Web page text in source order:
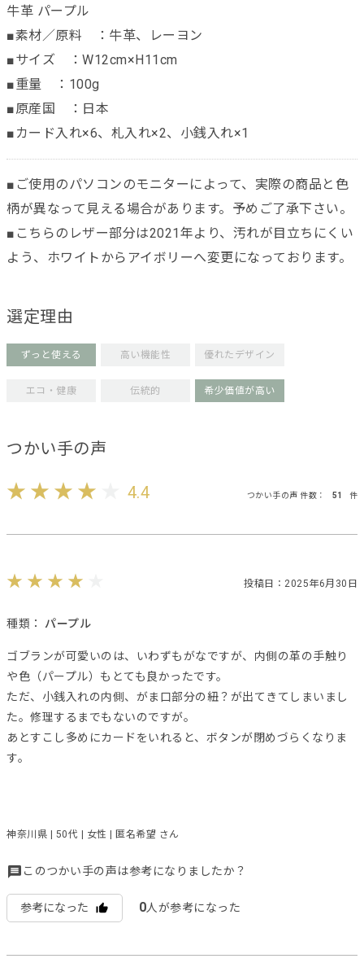
牛革 パープル
■素材／原料 ：牛革、レーヨン
■サイズ ：W12cm×H11cm
■重量 ：100g
■原産国 ：日本
■カード入れ×6、札入れ×2、小銭入れ×1
■ご使用のパソコンのモニターによって、実際の商品と色
柄が異なって見える場合があります。予めご了承下さい。
■こちらのレザー部分は2021年より、汚れが目立ちにくい
よう、ホワイトからアイボリーへ変更になっております。
選定理由
ずっと使える 高い機能性 優れたデザイン
エコ・健康 伝統的 希少価値が高い
つかい手の声
4.4 つかい手の声 件数： 51 件
投稿日：2025年6月30日
種類： パープル
ゴブランが可愛いのは、いわずもがなですが、内側の革の手触り
や色（パープル）もとても良かったです。
ただ、小銭入れの内側、がま口部分の紐？が出てきてしまいまし
た。修理するまでもないのですが。
あとすこし多めにカードをいれると、ボタンが閉めづらくなりま
す。
神奈川県 | 50代 | 女性 | 匿名希望 さん
このつかい手の声は参考になりましたか？
参考になった 0人が参考になった